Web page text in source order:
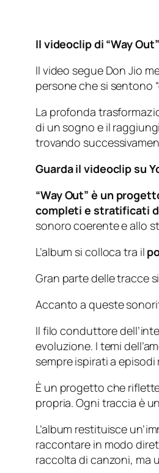
Il videoclip di “Way
Il video segue Don Jio
persone che si sentono
La profonda
di un sogno e il
trovando
Guarda il videoclip su
“Way Out” è un
completi e stratificati
sonoro coerente e allo
L’album si colloca tra il
Gran parte delle tracce
Accanto a queste
Il filo conduttore
evoluzione. I temi
sempre ispirati a episodi
È un progetto che
propria. Ogni traccia è
L’album restituisce
raccontare in modo
raccolta di canzoni, ma